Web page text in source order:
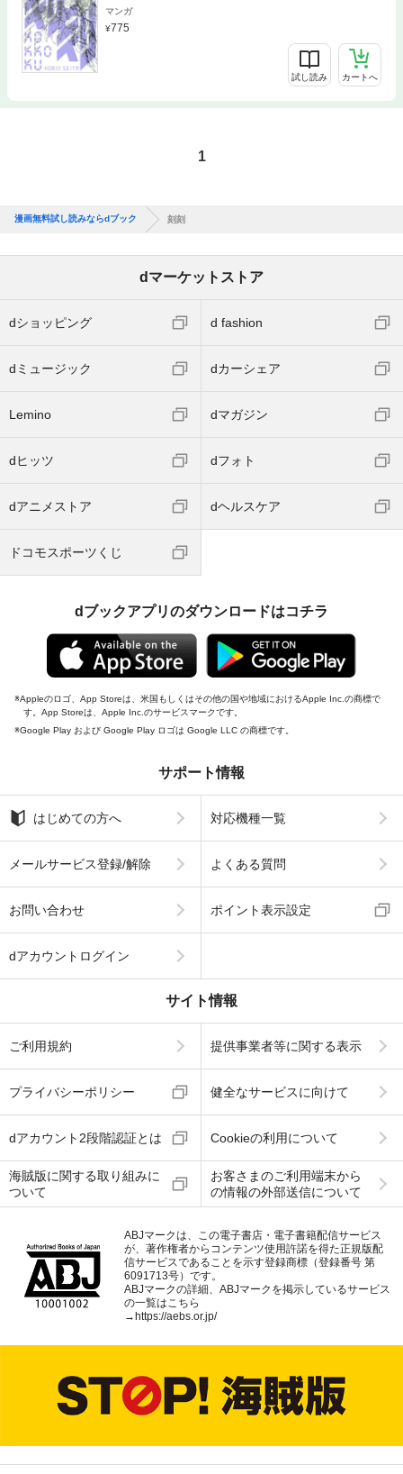
マンガ
775
試し読み カートへ
1
漫画無料試し読みならdブック 刻刻
dマーケットストア
dショッピング d fashion
dミュージック dカーシェア
Lemino dマガジン
dヒッツ dフォト
dアニメストア dヘルスケア
ドコモスポーツくじ
dブックアプリのダウンロードはコチラ
Appleのロゴ、App Storeは、米国もしくはその他の国や地域におけるApple Inc.の商標で
す。App Storeは、Apple Inc.のサービスマークです。
Google Play および Google Play ロゴは Google LLC の商標です。
サポート情報
はじめての方へ 対応機種一覧
メールサービス登録/解除 よくある質問
お問い合わせ ポイント表示設定
dアカウントログイン
サイト情報
ご利用規約 提供事業者等に関する表示
プライバシーポリシー 健全なサービスに向けて
dアカウント2段階認証とは Cookieの利用について
海賊版に関する取り組みに
ついて
お客さまのご利用端末から
の情報の外部送信について
ABJマークは、この電子書店・電子書籍配信サービス
が、著作権者からコンテンツ使用許諾を得た正規版配
信サービスであることを示す登録商標（登録番号 第
6091713号）です。
ABJマークの詳細、ABJマークを掲示しているサービス
の一覧はこちら
→https://aebs.or.jp/